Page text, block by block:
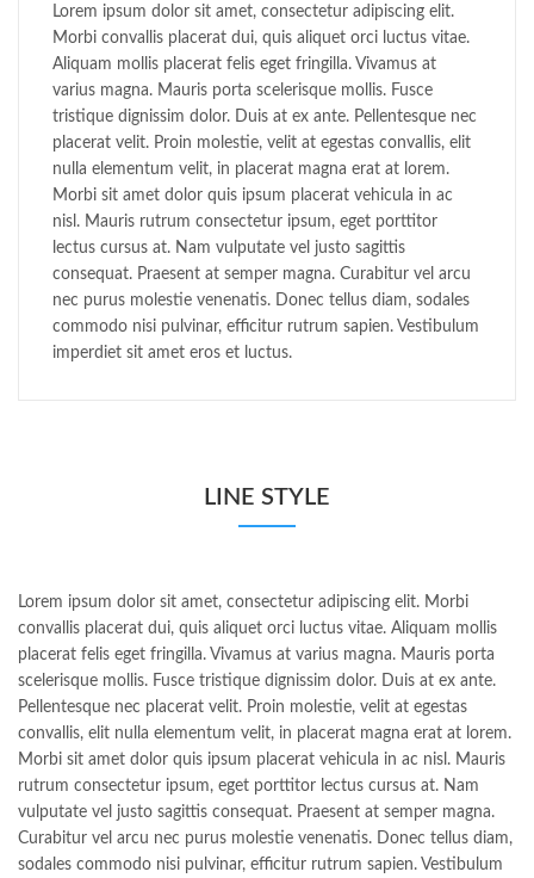
Lorem ipsum dolor sit amet, consectetur adipiscing elit.
Morbi convallis placerat dui, quis aliquet orci luctus vitae.
Aliquam mollis placerat felis eget fringilla. Vivamus at
varius magna. Mauris porta scelerisque mollis. Fusce
tristique dignissim dolor. Duis at ex ante. Pellentesque nec
placerat velit. Proin molestie, velit at egestas convallis, elit
nulla elementum velit, in placerat magna erat at lorem.
Morbi sit amet dolor quis ipsum placerat vehicula in ac
nisl. Mauris rutrum consectetur ipsum, eget porttitor
lectus cursus at. Nam vulputate vel justo sagittis
consequat. Praesent at semper magna. Curabitur vel arcu
nec purus molestie venenatis. Donec tellus diam, sodales
commodo nisi pulvinar, efficitur rutrum sapien. Vestibulum
imperdiet sit amet eros et luctus.
LINE STYLE
Lorem ipsum dolor sit amet, consectetur adipiscing elit. Morbi
convallis placerat dui, quis aliquet orci luctus vitae. Aliquam mollis
placerat felis eget fringilla. Vivamus at varius magna. Mauris porta
scelerisque mollis. Fusce tristique dignissim dolor. Duis at ex ante.
Pellentesque nec placerat velit. Proin molestie, velit at egestas
convallis, elit nulla elementum velit, in placerat magna erat at lorem.
Morbi sit amet dolor quis ipsum placerat vehicula in ac nisl. Mauris
rutrum consectetur ipsum, eget porttitor lectus cursus at. Nam
vulputate vel justo sagittis consequat. Praesent at semper magna.
Curabitur vel arcu nec purus molestie venenatis. Donec tellus diam,
sodales commodo nisi pulvinar, efficitur rutrum sapien. Vestibulum